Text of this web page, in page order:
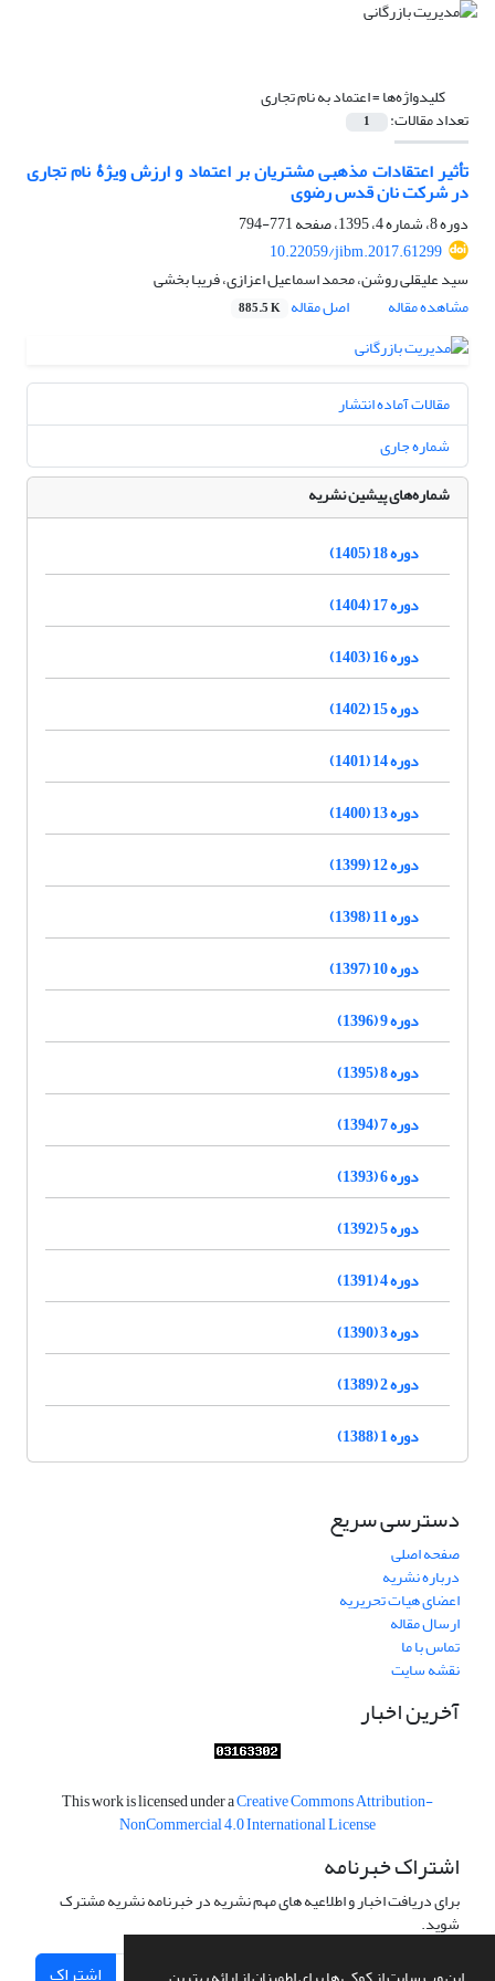
کلیدواژه‌ها =اعتماد به نام تجاری
تعداد مقالات: 1
تأثیر اعتقادات مذهبی مشتریان بر اعتماد و ارزش ویژۀ نام تجاری
در شرکت نان قدس رضوی
دوره 8، شماره 4، 1395، صفحه
771-794
10.22059/jibm.2017.61299
سید علیقلی روشن، محمد اسماعیل اعزازی، فریبا بخشی
مشاهده مقاله
اصل مقاله 885.5 K
مقالات آماده انتشار
شماره جاری
شماره‌های پیشین نشریه
دوره 18 (1405)
دوره 17 (1404)
دوره 16 (1403)
دوره 15 (1402)
دوره 14 (1401)
دوره 13 (1400)
دوره 12 (1399)
دوره 11 (1398)
دوره 10 (1397)
دوره 9 (1396)
دوره 8 (1395)
دوره 7 (1394)
دوره 6 (1393)
دوره 5 (1392)
دوره 4 (1391)
دوره 3 (1390)
دوره 2 (1389)
دوره 1 (1388)
دسترسی سریع
صفحه اصلی
درباره نشریه
اعضای هیات تحریریه
ارسال مقاله
تماس با ما
نقشه سایت
آخرین اخبار
This work is licensed under aCreative Commons Attribution-
NonCommercial 4.0 International License
اشتراک خبرنامه
برای دریافت اخبار و اطلاعیه های مهم نشریه در خبرنامه نشریه مشترک
شوید.